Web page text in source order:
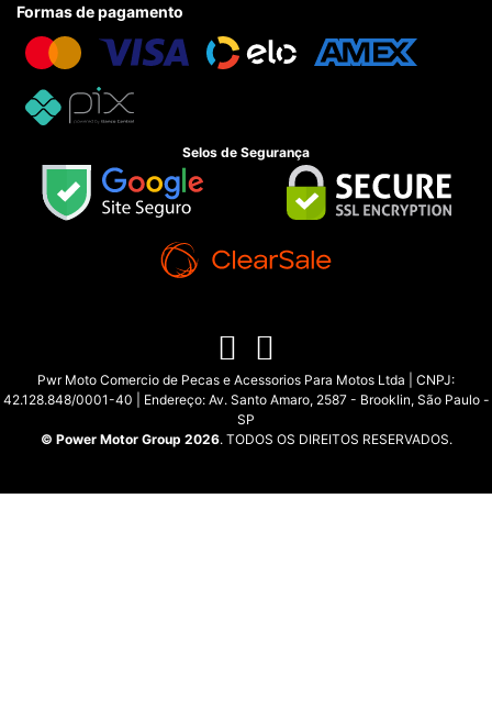
Formas de pagamento
Selos de Segurança
Pwr Moto Comercio de Pecas e Acessorios Para Motos Ltda | CNPJ:
42.128.848/0001-40 | Endereço: Av. Santo Amaro, 2587 - Brooklin, São Paulo -
SP
© Power Motor Group 2026. TODOS OS DIREITOS RESERVADOS.